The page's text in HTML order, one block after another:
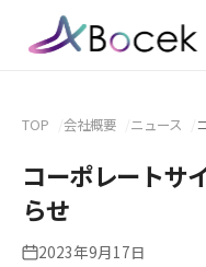
TOP 会社概要 ニュース
コーポレートサ
らせ
2023年9月17日